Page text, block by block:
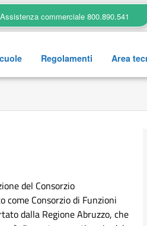
Assistenza commerciale 800.890.541
Regolamenti Area
del Consorzio
come Consorzio di Funzioni
dalla Regione Abruzzo, che